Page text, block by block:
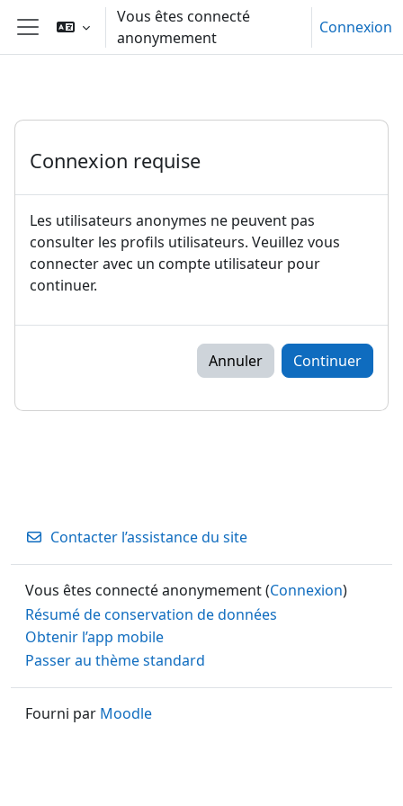
Passer au contenu principal
Panneau latéral
Vous êtes connecté
anonymement
Connexion
Connexion requise
Les utilisateurs anonymes ne peuvent pas
consulter les profils utilisateurs. Veuillez vous
connecter avec un compte utilisateur pour
continuer.
Annuler Continuer
Contacter l’assistance du site
Vous êtes connecté anonymement (Connexion)
Résumé de conservation de données
Obtenir l’app mobile
Passer au thème standard
Fourni par Moodle